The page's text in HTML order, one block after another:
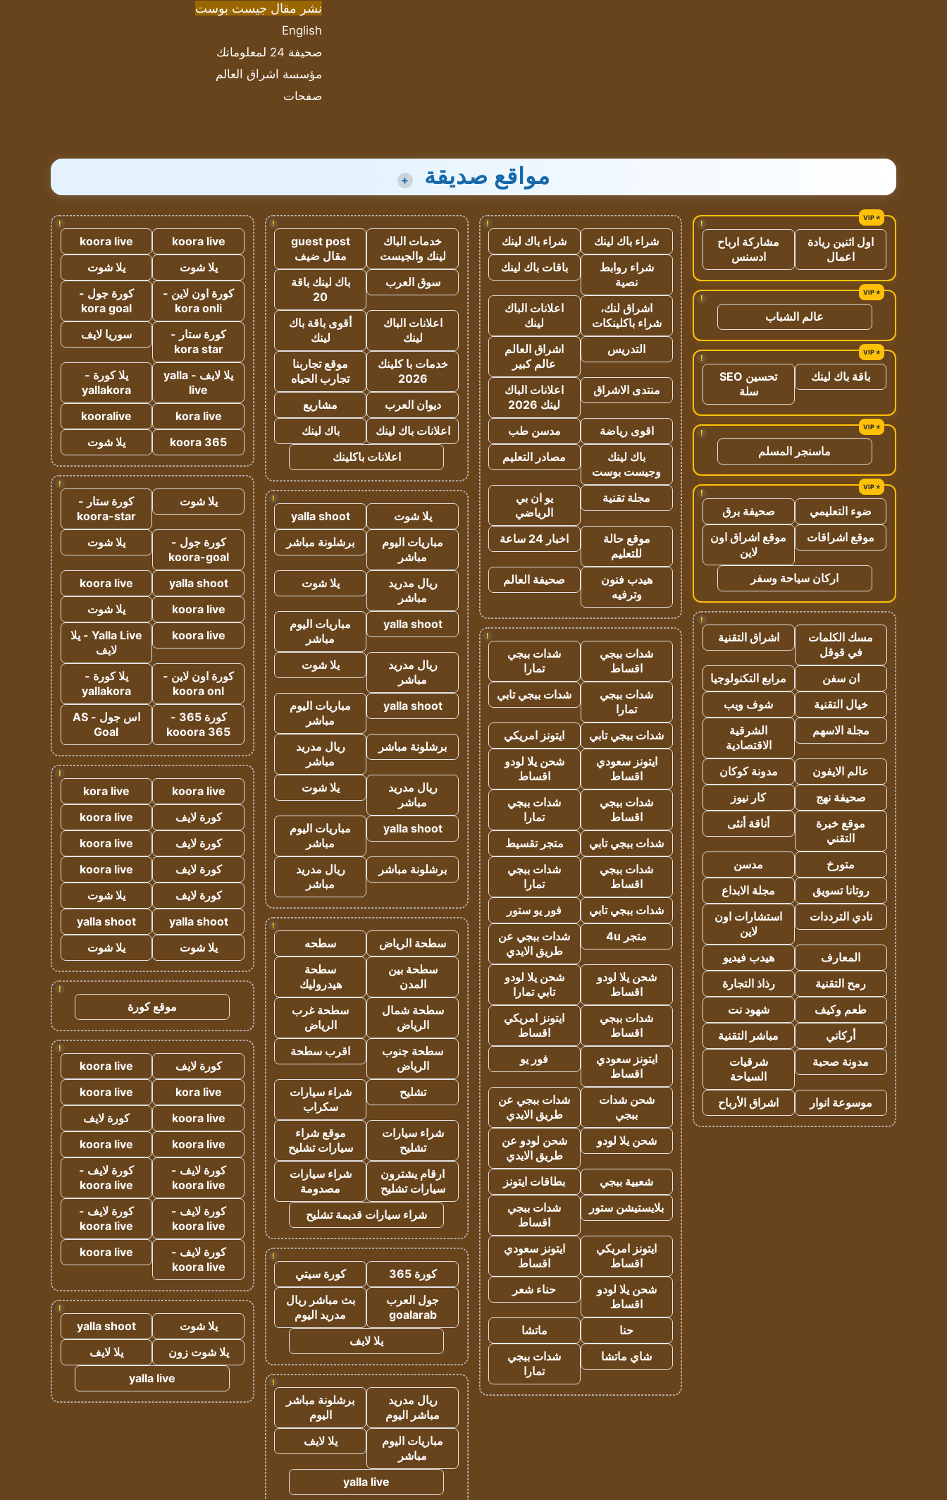
نشر مقال جيست بوست
English
صحيفة 24 لمعلوماتك
مؤسسة اشراق العالم
صفحات
مواقع صديقة +
!
اول اثنين ريادة
اعمال
مشاركة ارباح
ادسنس
!
عالم الشباب
!
باقة باك لينك
تحسين SEO
سلة
!
ماسنجر المسلم
!
ضوء التعليمي
صحيفة برق
موقع اشراقات
موقع اشراق اون
لاين
اركان سياحة وسفر
!
مسك الكلمات
في قوقل
اشراق التقنية
ان سفن
مرابع التكنولوجيا
خيال التقنية
شوف ويب
مجلة الاسهم
الشرقية
الاقتصادية
عالم الايفون
مدونة كوكان
صحيفة نهج
كار نيوز
موقع خبرة
التقني
أناقة أنثى
متورخ
مدسن
روتانا تسويق
مجلة الابداع
نادي الترددات
استشارات اون
لاين
المعارف
هيدب فيديو
رمح التقنية
رذاذ التجارة
طعم وكيف
شهود نت
أركاني
مباشر التقنية
مدونة صحبة
شرقيات
السياحة
موسوعة انوار
اشراق الأرباح
!
شراء باك لينك
شراء باك لينك
شراء روابط
نصية
باقات باك لينك
اشراق لنك،
شراء باكلينكات
اعلانات الباك
لينك
التدريس
اشراق العالم
عالم كبير
منتدى الاشراق
اعلانات الباك
لينك 2026
اقوى رياضة
مدسن طب
باك لينك
وجيست بوست
مصادر التعليم
مجلة تقنية
يو ان بي
الرياضي
موقع حالة
للتعليم
اخبار 24 ساعة
هيدب فنون
وترفيه
صحيفة العالم
!
شدات ببجي
اقساط
شدات ببجي
تمارا
شدات ببجي
تمارا
شدات ببجي تابي
شدات ببجي تابي
ايتونز امريكي
ايتونز سعودي
اقساط
شحن يلا لودو
اقساط
شدات ببجي
اقساط
شدات ببجي
تمارا
شدات ببجي تابي
متجر تقسيط
شدات ببجي
اقساط
شدات ببجي
تمارا
شدات ببجي تابي
فور يو ستور
متجر 4u
شدات ببجي عن
طريق الايدي
شحن يلا لودو
اقساط
شحن يلا لودو
تابي تمارا
شدات ببجي
اقساط
ايتونز امريكي
اقساط
ايتونز سعودي
اقساط
فور يو
شحن شدات
ببجي
شدات ببجي عن
طريق الايدي
شحن يلا لودو
شحن لودو عن
طريق الايدي
شعبية ببجي
بطاقات ايتونز
بلايستيشن ستور
شدات ببجي
اقساط
ايتونز امريكي
اقساط
ايتونز سعودي
اقساط
شحن يلا لودو
اقساط
حناء شعر
حنا
ماتشا
شاي ماتشا
شدات ببجي
تمارا
!
خدمات الباك
لينك والجيست
guest post
مقال ضيف
سوق العرب
باك لينك باقة
20
اعلانات الباك
لينك
أقوى باقة باك
لينك
خدمات با كلينك
2026
موقع تجاربنا
تجارب الحياه
ديوان العرب
مشاريع
اعلانات باك لينك
باك لينك
اعلانات باكلينك
!
يلا شوت
yalla shoot
مباريات اليوم
مباشر
برشلونة مباشر
ريال مدريد
مباشر
يلا شوت
yalla shoot
مباريات اليوم
مباشر
ريال مدريد
مباشر
يلا شوت
yalla shoot
مباريات اليوم
مباشر
برشلونة مباشر
ريال مدريد
مباشر
ريال مدريد
مباشر
يلا شوت
yalla shoot
مباريات اليوم
مباشر
برشلونة مباشر
ريال مدريد
مباشر
!
سطحة الرياض
سطحه
سطحة بين
المدن
سطحة
هيدروليك
سطحة شمال
الرياض
سطحة غرب
الرياض
سطحة جنوب
الرياض
اقرب سطحة
تشليح
شراء سيارات
سكراب
شراء سيارات
تشليح
موقع شراء
سيارات تشليح
ارقام يشترون
سيارات تشليح
شراء سيارات
مصدومة
شراء سيارات قديمة تشليح
!
كورة 365
كورة سيتي
جول العرب
goalarab
بث مباشر ريال
مدريد اليوم
يلا لايف
!
ريال مدريد
مباشر اليوم
برشلونة مباشر
اليوم
مباريات اليوم
مباشر
يلا لايف
yalla live
!
koora live
koora live
يلا شوت
يلا شوت
كورة اون لاين -
kora onli
كورة جول -
kora goal
كورة ستار -
kora star
سوريا لايف
يلا لايف - yalla
live
يلا كورة -
yallakora
kora live
kooralive
koora 365
يلا شوت
!
يلا شوت
كورة ستار -
koora-star
كورة جول -
koora-goal
يلا شوت
yalla shoot
koora live
koora live
يلا شوت
koora live
Yalla Live - يلا
لايف
كورة اون لاين -
koora onl
يلا كورة -
yallakora
كورة 365 -
kooora 365
اس جول - AS
Goal
!
koora live
kora live
كورة لايف
koora live
كورة لايف
koora live
كورة لايف
koora live
كورة لايف
يلا شوت
yalla shoot
yalla shoot
يلا شوت
يلا شوت
!
موقع كورة
!
كورة لايف
koora live
kora live
koora live
koora live
كورة لايف
koora live
koora live
كورة لايف -
koora live
كورة لايف -
koora live
كورة لايف -
koora live
كورة لايف -
koora live
كورة لايف -
koora live
koora live
!
يلا شوت
yalla shoot
يلا شوت زون
يلا لايف
yalla live